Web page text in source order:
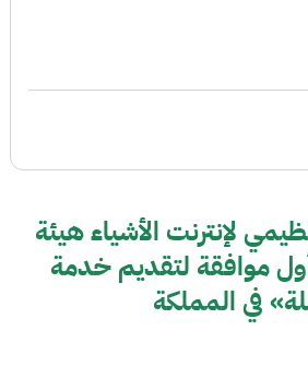
لإنترنت الأشياء هيئة
موافقة لتقديم خدمة
في المملكة